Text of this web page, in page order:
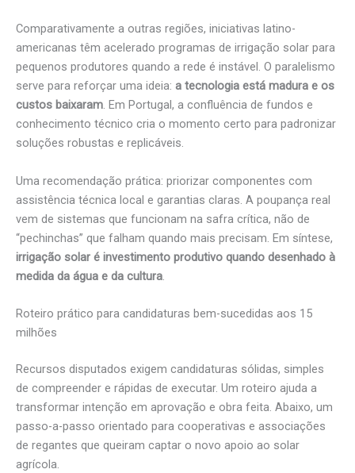
Comparativamente a outras regiões, iniciativas latino-
americanas têm acelerado programas de irrigação solar para
pequenos produtores quando a rede é instável. O paralelismo
serve para reforçar uma ideia: a tecnologia está madura e os
custos baixaram. Em Portugal, a confluência de fundos e
conhecimento técnico cria o momento certo para padronizar
soluções robustas e replicáveis.
Uma recomendação prática: priorizar componentes com
assistência técnica local e garantias claras. A poupança real
vem de sistemas que funcionam na safra crítica, não de
“pechinchas” que falham quando mais precisam. Em síntese,
irrigação solar é investimento produtivo quando desenhado à
medida da água e da cultura.
Roteiro prático para candidaturas bem-sucedidas aos 15
milhões
Recursos disputados exigem candidaturas sólidas, simples
de compreender e rápidas de executar. Um roteiro ajuda a
transformar intenção em aprovação e obra feita. Abaixo, um
passo-a-passo orientado para cooperativas e associações
de regantes que queiram captar o novo apoio ao solar
agrícola.